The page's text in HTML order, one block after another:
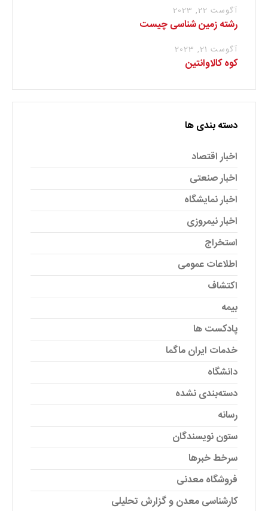
آگوست 22, 2023
رشته زمین شناسی چیست
آگوست 21, 2023
کوه کالاوانتین
دسته بندی ها
اخبار اقتصاد
اخبار صنعتی
اخبار نمایشگاه
اخبار نیمروزی
استخراج
اطلاعات عمومی
اکتشاف
بیمه
پادکست ها
خدمات ایران ماگما
دانشگاه
دسته‌بندی نشده
رسانه
ستون نویسندگان
سرخط خبرها
فروشگاه معدنی
کارشناسی معدن و گزارش تحلیلی